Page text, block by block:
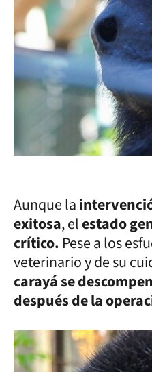
Aunque la
exitosa, elestado
crítico. Pese a los
veterinario y de su
carayá se
después de la